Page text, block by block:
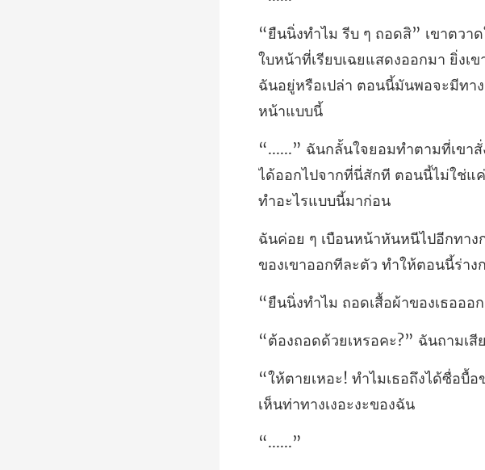
ใบหน้าที่เรียบเฉยแสดงออกมา ยิ่งเ
ฉันอ
ได้ออกไปจากที่นี่สักที ตอนนี้ไม่ใช่แ
ของเขาออกทีละตัว ทำให้ตอ
ม ถอดเสื้อผ้
นถามเสี
...